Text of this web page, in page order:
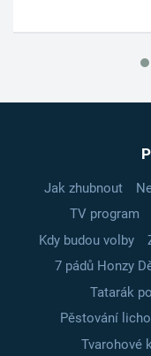
Jak zhubnout
TV program
Kdy budou volby
7 pádů Honzy
Tatarák
Pěstování
Tvarohové